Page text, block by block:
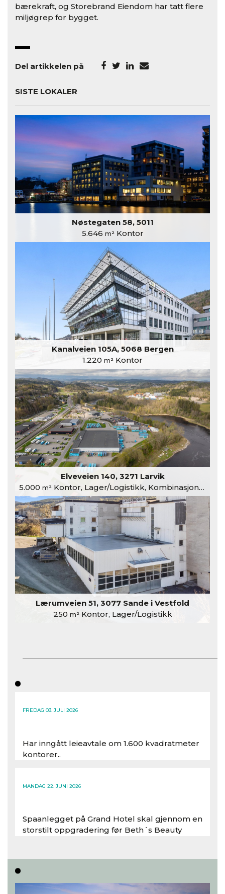
bærekraft, og Storebrand Eiendom har tatt flere
miljøgrep for bygget.
Del artikkelen på
SISTE LOKALER
Nøstegaten 58, 5011
5.646 m²Kontor
Kanalveien 105A, 5068 Bergen
1.220 m² Kontor
Elveveien 140, 3271 Larvik
5.000 m²Kontor, Lager/Logistikk, Kombinasjonslokaler
Lærumveien 51, 3077 Sande i Vestfold
250 m²Kontor, Lager/Logistikk
FREDAG 03. JULI 2026
Har inngått leieavtale om 1.600 kvadratmeter
kontorer..
MANDAG 22. JUNI 2026
Spaanlegget på Grand Hotel skal gjennom en
storstilt oppgradering før Beth´s Beauty
Les hele artikkelen